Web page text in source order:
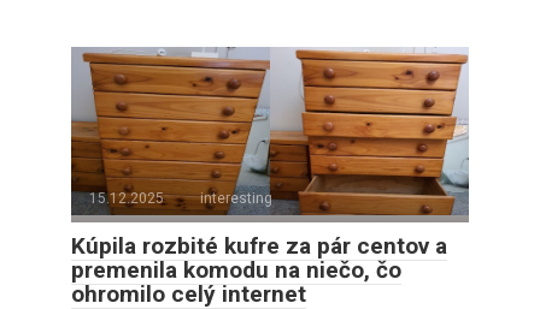
15.12.2025 interesting
Kúpila rozbité kufre za pár centov a
premenila komodu na niečo, čo
ohromilo celý internet